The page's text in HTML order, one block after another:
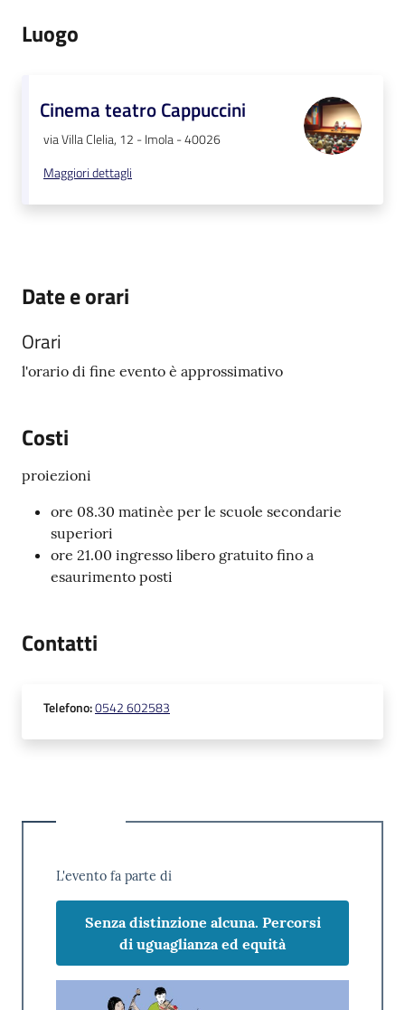
Luogo
Cinema teatro Cappuccini
via Villa Clelia, 12 - Imola - 40026
Maggiori dettagli
Date e orari
Orari
l'orario di fine evento è approssimativo
Costi
proiezioni
ore 08.30 matinèe per le scuole secondarie
superiori
ore 21.00 ingresso libero gratuito fino a
esaurimento posti
Contatti
Telefono:0542 602583
L'evento fa parte di
Senza distinzione alcuna. Percorsi
di uguaglianza ed equità